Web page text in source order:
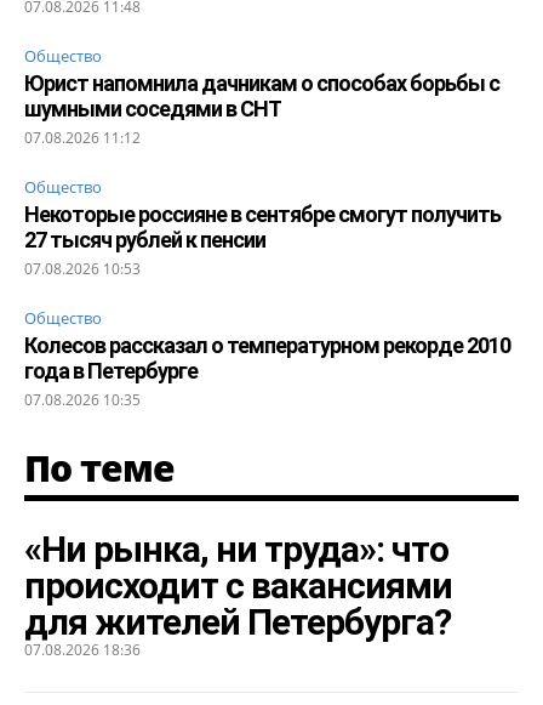
07.08.2026 11:48
Общество
Юрист напомнила дачникам о способах борьбы с
шумными соседями в СНТ
07.08.2026 11:12
Общество
Некоторые россияне в сентябре смогут получить
27 тысяч рублей к пенсии
07.08.2026 10:53
Общество
Колесов рассказал о температурном рекорде 2010
года в Петербурге
07.08.2026 10:35
По теме
«Ни рынка, ни труда»: что
происходит с вакансиями
для жителей Петербурга?
07.08.2026 18:36